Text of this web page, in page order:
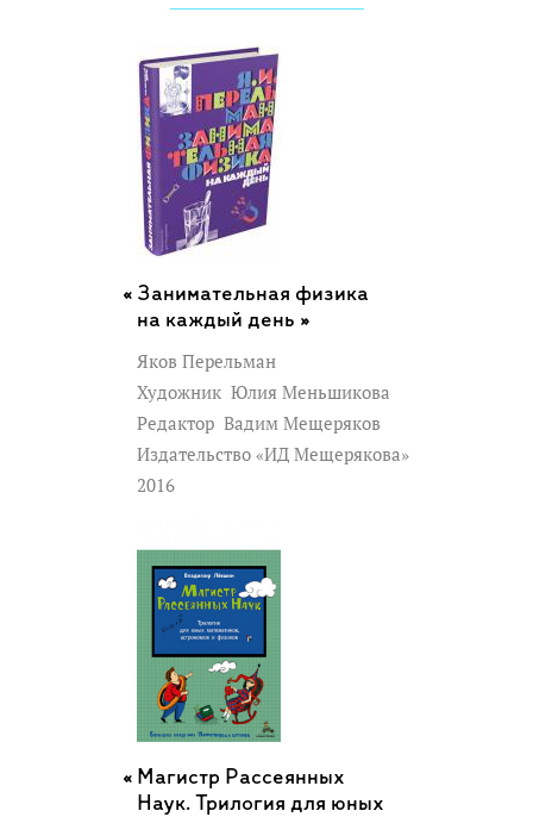
Занимательная физика
на каждый день »
Яков Перельман
Художник Юлия Меньшикова
Редактор Вадим Мещеряков
Издательство «ИД Мещерякова»
2016
Магистр Рассеянных
Наук. Трилогия для юных